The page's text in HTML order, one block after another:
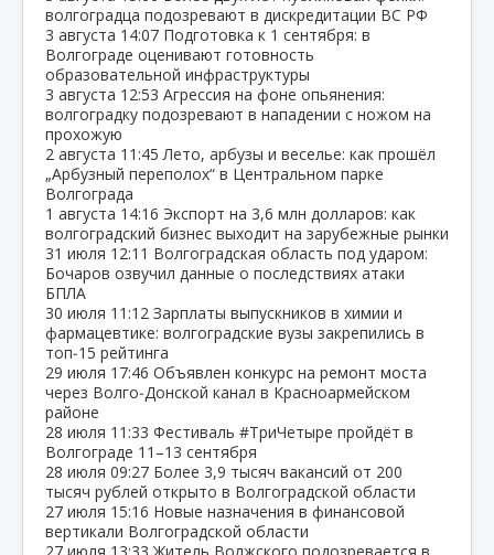
волгоградца подозревают в дискредитации ВС РФ
3 августа 14:07 Подготовка к 1 сентября: в
Волгограде оценивают готовность
образовательной инфраструктуры
3 августа 12:53 Агрессия на фоне опьянения:
волгоградку подозревают в нападении с ножом на
прохожую
2 августа 11:45 Лето, арбузы и веселье: как прошёл
„Арбузный переполох“ в Центральном парке
Волгограда
1 августа 14:16 Экспорт на 3,6 млн долларов: как
волгоградский бизнес выходит на зарубежные рынки
31 июля 12:11 Волгоградская область под ударом:
Бочаров озвучил данные о последствиях атаки
БПЛА
30 июля 11:12 Зарплаты выпускников в химии и
фармацевтике: волгоградские вузы закрепились в
топ‑15 рейтинга
29 июля 17:46 Объявлен конкурс на ремонт моста
через Волго‑Донской канал в Красноармейском
районе
28 июля 11:33 Фестиваль #ТриЧетыре пройдёт в
Волгограде 11–13 сентября
28 июля 09:27 Более 3,9 тысяч вакансий от 200
тысяч рублей открыто в Волгоградской области
27 июля 15:16 Новые назначения в финансовой
вертикали Волгоградской области